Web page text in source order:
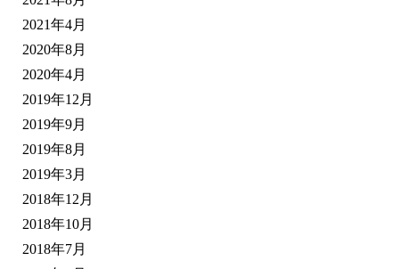
2021年4月
2020年8月
2020年4月
2019年12月
2019年9月
2019年8月
2019年3月
2018年12月
2018年10月
2018年7月